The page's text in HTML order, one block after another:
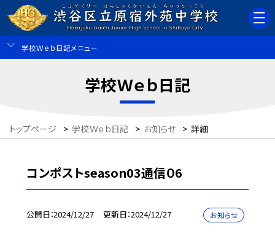
学校Ｗｅｂ日記メニュー
学校Ｗｅｂ日記
トップページ > 学校Ｗｅｂ日記 > お知らせ > 詳細
コンポストseason03通信０6
公開日 2024/12/27 更新日 2024/12/27 お知らせ